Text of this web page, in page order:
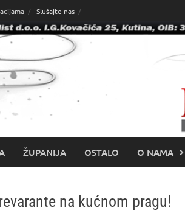
Slušajte nas
ŽUPANIJA OSTALO O NAMA
na kućnom pragu!